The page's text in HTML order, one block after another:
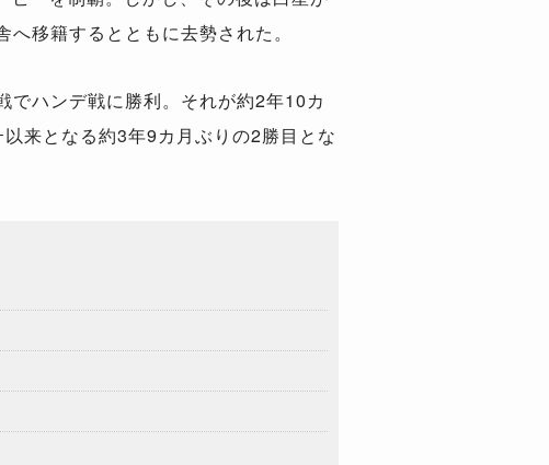
移籍するとともに去勢された。
ハンデ戦に勝利。それが約2年10カ
来となる約3年9カ月ぶりの2勝目とな